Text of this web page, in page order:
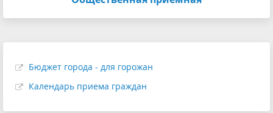
Бюджет города - для горожан
Календарь приема граждан